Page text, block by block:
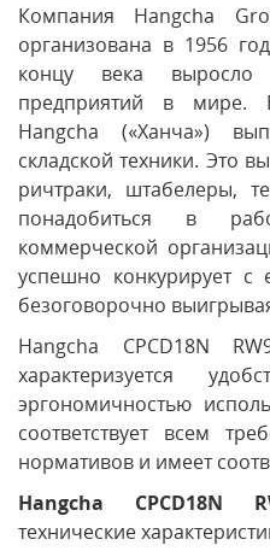
Компания Hangcha
организована в 1956
концу века
предприятий в мире.
Hangcha («Ханча»)
складской техники. Это
ричтраки, штабелеры,
понадобиться в
коммерческой
успешно конкурирует с
безоговорочно
Hangcha CPCD18N
характеризуется
эргономичностью
соответствует всем
нормативов и имеет
Hangcha CPCD18N
технические